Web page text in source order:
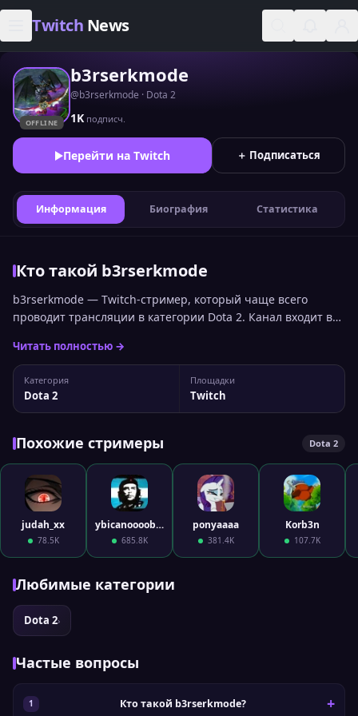
Skip to content
Twitch News
OFFLINE
b3rserkmode
@b3rserkmode · Dota 2
1K подписч.
Перейти на Twitch ＋ Подписаться
Информация Биография Статистика
Кто такой b3rserkmode
b3rserkmode — Twitch-стример, который чаще всего
проводит трансляции в категории Dota 2. Канал входит в
аудитории и занимает 2872 место. Статистика канала
b3rserkmode На Twitch у стримера 1 008 подписчиков, а
максимальный пик трансляции достигал 110
одновременных зрителей. Вы можете...
Читать полностью →
Категория
Dota 2
Площадки
Twitch
Похожие стримеры Dota 2
judah_xx
78.5K
ybicanoooobov
685.8K
ponyaaaa
381.4K
Korb3n
107.7K
Любимые категории
Dota 2›
Частые вопросы
Кто такой b3rserkmode?